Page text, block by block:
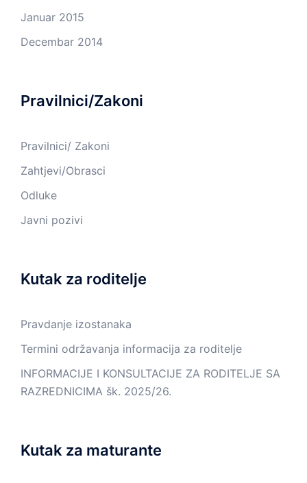
Januar 2015
Decembar 2014
Pravilnici/Zakoni
Pravilnici/ Zakoni
Zahtjevi/Obrasci
Odluke
Javni pozivi
Kutak za roditelje
Pravdanje izostanaka
Termini održavanja informacija za roditelje
INFORMACIJE I KONSULTACIJE ZA RODITELJE SA
RAZREDNICIMA šk. 2025/26.
Kutak za maturante